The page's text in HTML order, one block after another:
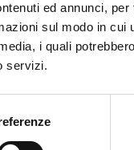
ed annunci,
sul modo in
i quali
servizi.
48
48